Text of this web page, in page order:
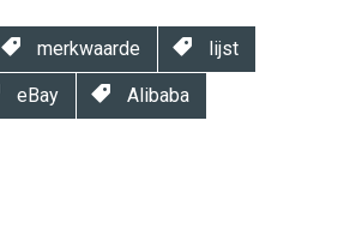
merkwaarde lijst
eBay Alibaba